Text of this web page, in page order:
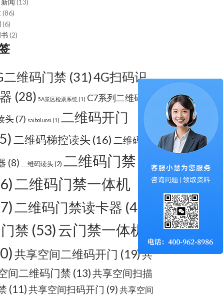
闻 (13)
(86)
(6)
(2)
二维码门禁 (31)4G扫码识
(28) 5A景区检票系统 (1) C7系列二维码梯
头(7) saiboluosi (1) 二维码开门
二维码梯控读头 (16) 二维码识
(8) 二维码读头(2) 二维码门禁
二维码门禁一体机
二维码门禁读卡器 (44)
禁 (53)云门禁一体机
共享空间二维码开门 (19)共
间二维码门禁 (13)共享空间扫描
(11)共享空间扫码开门 (9) 共享空间